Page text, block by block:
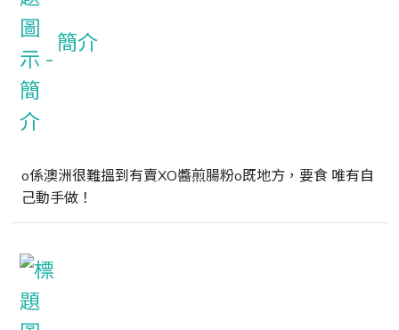
簡介
o係澳洲很難搵到有賣XO醬煎腸粉o既地方，要食 唯有自
己動手做！